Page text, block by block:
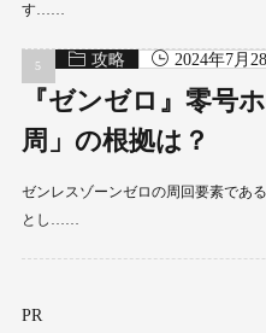
す……
攻略 2024年7月
『ゼンゼロ』零号
周」の根拠は？
ゼンレスゾーンゼロの周回要素であ
とし……
PR